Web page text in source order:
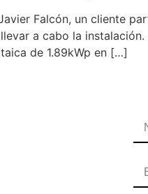
Falcón, un cliente
a cabo la
de 1.89kWp en […]